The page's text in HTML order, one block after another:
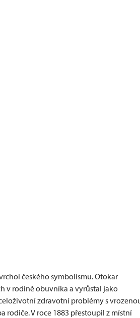
českého symbolismu. Otokar
v rodině obuvníka a vyrůstal jako
zdravotní problémy s
rodiče. V roce 1883 přestoupil z místní